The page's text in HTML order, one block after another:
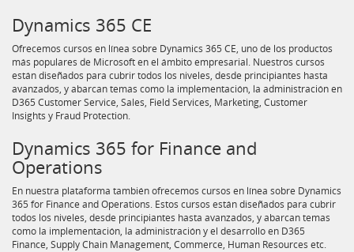
Dynamics 365 CE
Ofrecemos cursos en línea sobre Dynamics 365 CE, uno de los productos
más populares de Microsoft en el ámbito empresarial. Nuestros cursos
están diseñados para cubrir todos los niveles, desde principiantes hasta
avanzados, y abarcan temas como la implementación, la administración en
D365 Customer Service, Sales, Field Services, Marketing, Customer
Insights y Fraud Protection.
Dynamics 365 for Finance and
Operations
En nuestra plataforma también ofrecemos cursos en línea sobre Dynamics
365 for Finance and Operations. Estos cursos están diseñados para cubrir
todos los niveles, desde principiantes hasta avanzados, y abarcan temas
como la implementación, la administración y el desarrollo en D365
Finance, Supply Chain Management, Commerce, Human Resources etc.